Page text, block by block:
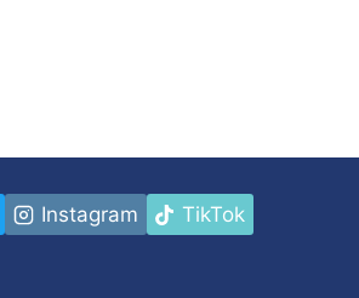
Instagram TikTok